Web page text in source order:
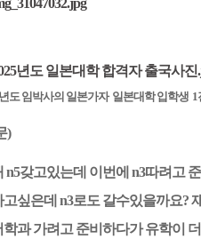
도 임박사의 일본가자 일본대학 입학생
)
n5갖고있는데 이번에 n3따려고
고싶은데 n3로도 갈수있을까요?
학과 가려고 준비하다가 유학이